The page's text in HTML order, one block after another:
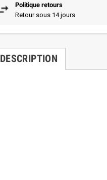
Politique retours
Retour sous 14 jours
DESCRIPTION